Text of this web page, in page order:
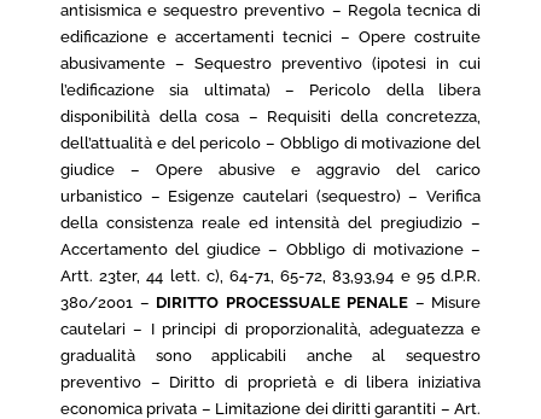
antisismica e sequestro preventivo – Regola tecnica di
edificazione e accertamenti tecnici – Opere costruite
abusivamente – Sequestro preventivo (ipotesi in cui
l’edificazione sia ultimata) – Pericolo della libera
disponibilità della cosa – Requisiti della concretezza,
dell’attualità e del pericolo – Obbligo di motivazione del
giudice – Opere abusive e aggravio del carico
urbanistico – Esigenze cautelari (sequestro) – Verifica
della consistenza reale ed intensità del pregiudizio –
Accertamento del giudice – Obbligo di motivazione –
Artt. 23ter, 44 lett. c), 64-71, 65-72, 83,93,94 e 95 d.P.R.
380/2001 – DIRITTO PROCESSUALE PENALE – Misure
cautelari – I principi di proporzionalità, adeguatezza e
gradualità sono applicabili anche al sequestro
preventivo – Diritto di proprietà e di libera iniziativa
economica privata – Limitazione dei diritti garantiti – Art.